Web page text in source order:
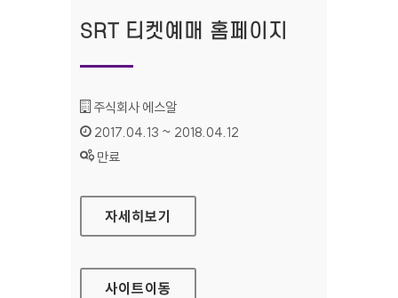
SRT 티켓예매 홈페이지
기관명 :
주식회사 에스알
인증기간 :
2017.04.13 ~ 2018.04.12
상태 :
만료
SRT 티켓예매 홈페이지
자세히보기
사이트이동